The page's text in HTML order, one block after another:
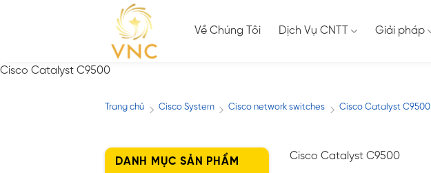
Về Chúng Tôi Dịch Vụ CNTT Giải pháp
Cisco Catalyst C9500
Trang chủ / Cisco System / Cisco network switches / Cisco Catalyst C9500
DANH MỤC SẢN PHẨM Cisco Catalyst C9500